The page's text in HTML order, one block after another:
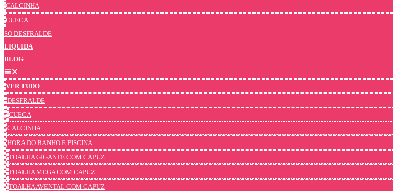
CALCINHA
CUECA
SÓ DESFRALDE
LIQUIDA
BLOG
VER TUDO
DESFRALDE
CUECA
CALCINHA
HORA DO BANHO E PISCINA
TOALHA GIGANTE COM CAPUZ
TOALHA MEGA COM CAPUZ
TOALHA AVENTAL COM CAPUZ